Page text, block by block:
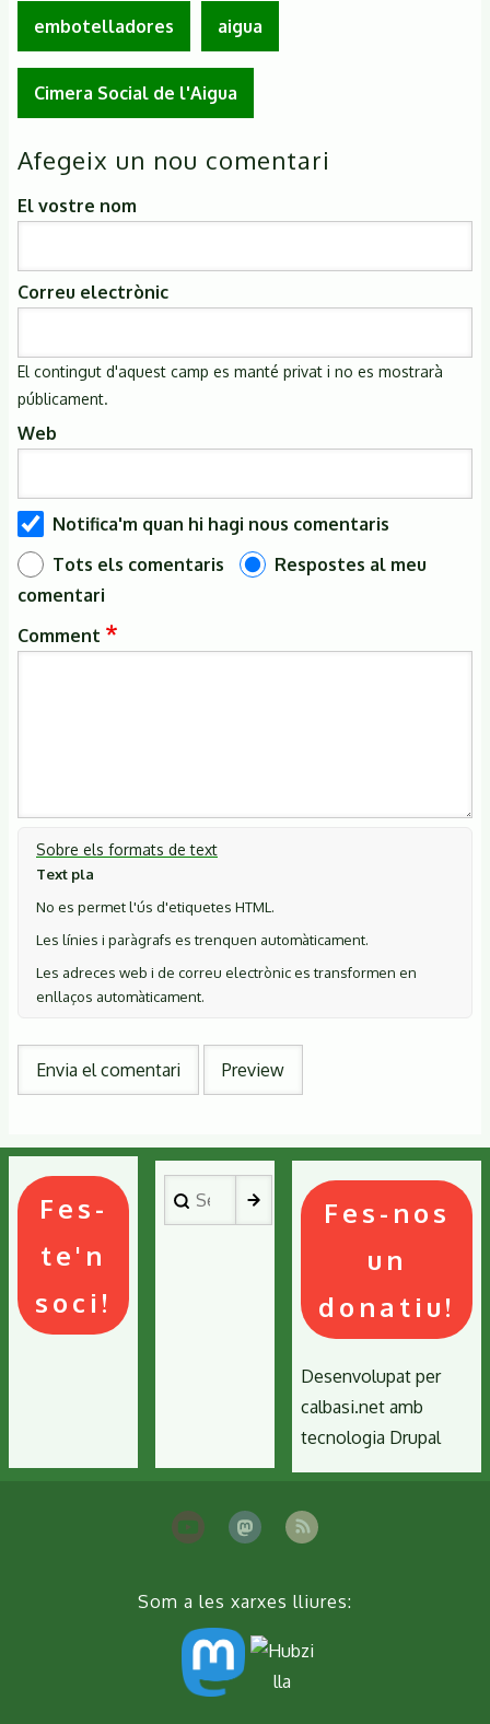
embotelladores aigua
Cimera Social de l'Aigua
Afegeix un nou comentari
El vostre nom
Correu electrònic
El contingut d'aquest camp es manté privat i no es mostrarà
públicament.
Web
Notifica'm quan hi hagi nous comentaris
Tots els comentaris
Respostes al meu
comentari
Comment
Sobre els formats de text
Text pla
No es permet l'ús d'etiquetes HTML.
Les línies i paràgrafs es trenquen automàticament.
Les adreces web i de correu electrònic es transformen en
enllaços automàticament.
Fes-
te'n
soci!
Search
Fes-nos
un
donatiu!
Desenvolupat per
calbasi.net amb
tecnologia Drupal
Som a les xarxes lliures: